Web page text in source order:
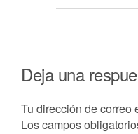
Deja una
Tu dirección de correo
Los campos